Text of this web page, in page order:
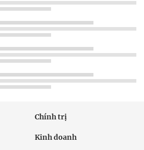
Chính trị
Kinh doanh